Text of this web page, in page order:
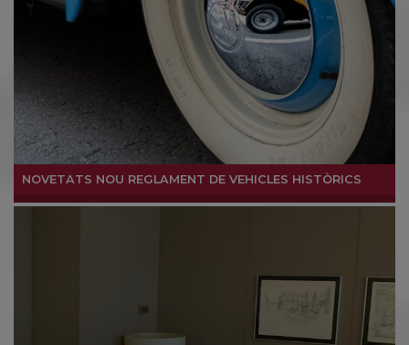
NOVETATS NOU REGLAMENT DE VEHICLES HISTÒRICS